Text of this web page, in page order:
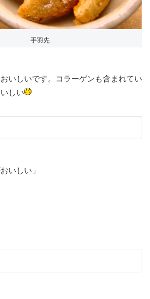
手羽先
いしいです。コラーゲンも含まれてい
しい
いしい」